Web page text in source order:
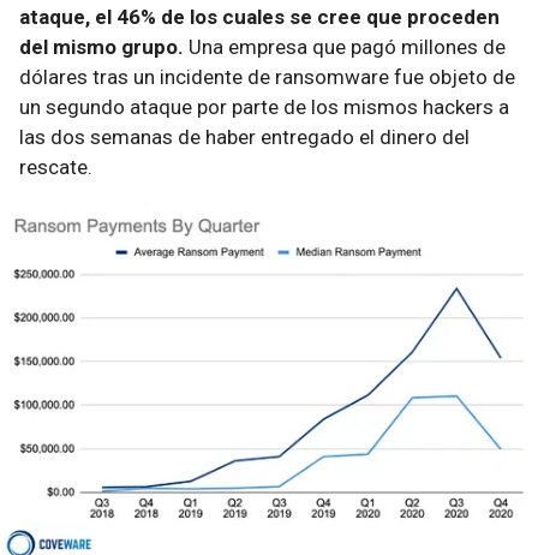
ataque, el 46% de los cuales se cree que proceden
del mismo grupo. Una empresa que pagó millones de
dólares tras un incidente de ransomware fue objeto de
un segundo ataque por parte de los mismos hackers a
las dos semanas de haber entregado el dinero del
rescate.